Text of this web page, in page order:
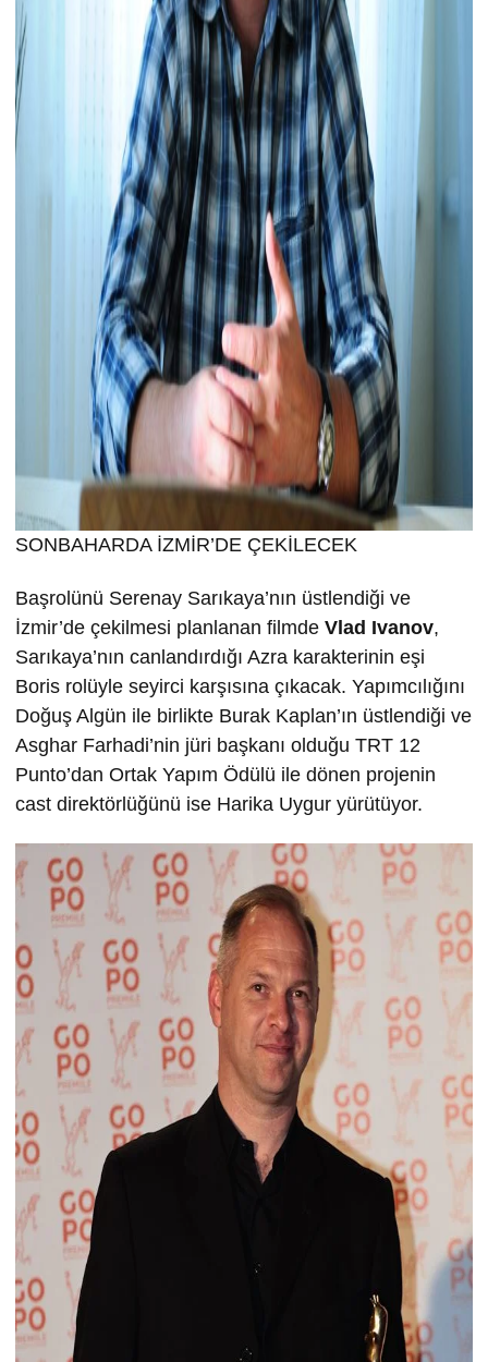
SONBAHARDA İZMİR’DE ÇEKİLECEK
Başrolünü Serenay Sarıkaya’nın üstlendiği ve
İzmir’de çekilmesi planlanan filmde Vlad Ivanov,
Sarıkaya’nın canlandırdığı Azra karakterinin eşi
Boris rolüyle seyirci karşısına çıkacak. Yapımcılığını
Doğuş Algün ile birlikte Burak Kaplan’ın üstlendiği ve
Asghar Farhadi’nin jüri başkanı olduğu TRT 12
Punto’dan Ortak Yapım Ödülü ile dönen projenin
cast direktörlüğünü ise Harika Uygur yürütüyor.